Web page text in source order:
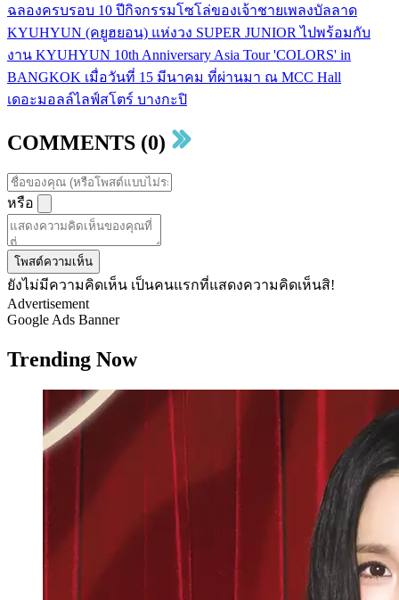
ฉลองครบรอบ 10 ปีกิจกรรมโซโล่ของเจ้าชายเพลงบัลลาด
KYUHYUN (คยูฮยอน) แห่งวง SUPER JUNIOR ไปพร้อมกับ
งาน KYUHYUN 10th Anniversary Asia Tour 'COLORS' in
BANGKOK เมื่อวันที่ 15 มีนาคม ที่ผ่านมา ณ MCC Hall
เดอะมอลล์ไลฟ์สโตร์ บางกะปิ
COMMENTS (0)
หรือ
โพสต์ความเห็น
ยังไม่มีความคิดเห็น เป็นคนแรกที่แสดงความคิดเห็นสิ!
Advertisement
Google Ads Banner
Trending Now